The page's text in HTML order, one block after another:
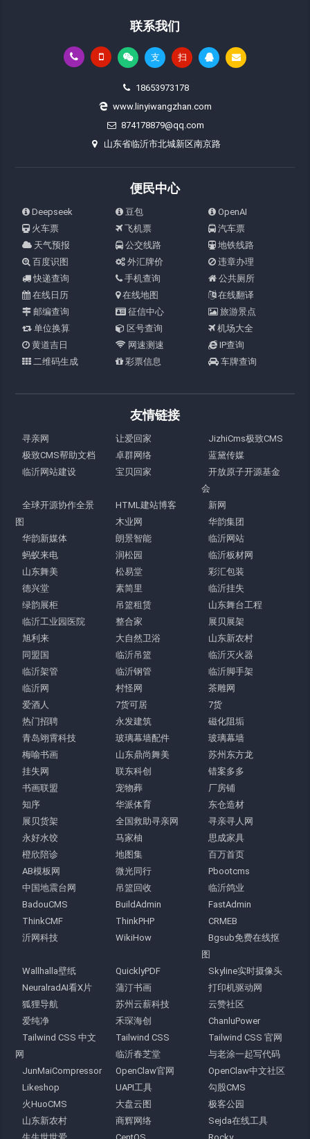
联系我们
支 扫
18653973178
www.linyiwangzhan.com
874178879@qq.com
山东省临沂市北城新区南京路
便民中心
Deepseek 豆包
OpenAI
火车票
飞机票
汽车票
天气预报
公交线路
地铁线路
百度识图
外汇牌价
违章办理
快递查询
手机查询
公共厕所
在线日历
在线地图
在线翻译
邮编查询
征信中心
旅游景点
单位换算
区号查询
机场大全
黄道吉日
网速测速
IP查询
二维码生成
彩票信息 车牌查询
友情链接
寻亲网 让爱回家
JizhiCms极致CMS
极致CMS帮助文档
卓群网络
蓝黛传媒
临沂网站建设
宝贝回家
开放原子开源基金
会
全球开源协作全景
图
HTML建站博客
新网
木业网
华韵集团
华韵新媒体
朗景智能
临沂网站
蚂蚁来电
润松园
临沂板材网
山东舞美
松易堂
彩汇包装
德兴堂
素简里
临沂挂失
绿韵展柜
吊篮租赁
山东舞台工程
临沂工业园医院
整合家
展贝展架
旭利来
大自然卫浴
山东新农村
同盟国
临沂吊篮
临沂灭火器
临沂架管
临沂钢管
临沂脚手架
临沂网
村怪网
茶雕网
爱酒人
7货可居
7货
热门招聘
永发建筑
磁化阻垢
青岛翊霄科技
玻璃幕墙配件
玻璃幕墙
梅喻书画
山东鼎尚舞美
苏州东方龙
挂失网
联东科创
错案多多
书画联盟
宠物葬
厂房铺
知序
华派体育
东仓造材
展贝货架
全国救助寻亲网
寻亲寻人网
永好水饺
马家柚
思成家具
橙欣陪诊
地图集
百万首页
AB模板网
微光同行
Pbootcms
中国地震台网
吊篮回收
临沂鸽业
BadouCMS
BuildAdmin
FastAdmin
ThinkCMF
ThinkPHP
CRMEB
沂网科技
WikiHow
Bgsub免费在线抠
图
Wallhalla壁纸
QuicklyPDF
Skyline实时摄像头
NeuralradAI看X片
蒲汀书画
打印机驱动网
狐狸导航
苏州云薪科技
云赞社区
爱纯净
禾琛海创
ChanluPower
Tailwind CSS 中文
网
Tailwind CSS
Tailwind CSS 官网
临沂春芝堂
与老涂一起写代码
JunMaiCompressor
OpenClaw官网
OpenClaw中文社区
Likeshop
UAPI工具
勾股CMS
火HuoCMS
大盘云图
极客公园
山东新农村
商辉网络
Sejda在线工具